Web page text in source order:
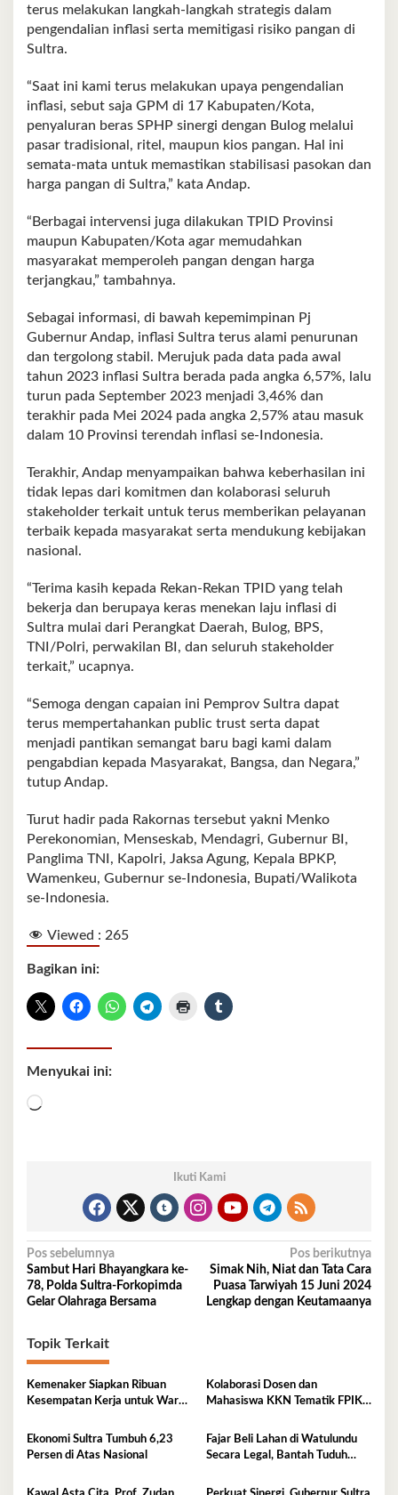
terus melakukan langkah-langkah strategis dalam
pengendalian inflasi serta memitigasi risiko pangan di
Sultra.
“Saat ini kami terus melakukan upaya pengendalian
inflasi, sebut saja GPM di 17 Kabupaten/Kota,
penyaluran beras SPHP sinergi dengan Bulog melalui
pasar tradisional, ritel, maupun kios pangan. Hal ini
semata-mata untuk memastikan stabilisasi pasokan dan
harga pangan di Sultra,” kata Andap.
“Berbagai intervensi juga dilakukan TPID Provinsi
maupun Kabupaten/Kota agar memudahkan
masyarakat memperoleh pangan dengan harga
terjangkau,” tambahnya.
Sebagai informasi, di bawah kepemimpinan Pj
Gubernur Andap, inflasi Sultra terus alami penurunan
dan tergolong stabil. Merujuk pada data pada awal
tahun 2023 inflasi Sultra berada pada angka 6,57%, lalu
turun pada September 2023 menjadi 3,46% dan
terakhir pada Mei 2024 pada angka 2,57% atau masuk
dalam 10 Provinsi terendah inflasi se-Indonesia.
Terakhir, Andap menyampaikan bahwa keberhasilan ini
tidak lepas dari komitmen dan kolaborasi seluruh
stakeholder terkait untuk terus memberikan pelayanan
terbaik kepada masyarakat serta mendukung kebijakan
nasional.
“Terima kasih kepada Rekan-Rekan TPID yang telah
bekerja dan berupaya keras menekan laju inflasi di
Sultra mulai dari Perangkat Daerah, Bulog, BPS,
TNI/Polri, perwakilan BI, dan seluruh stakeholder
terkait,” ucapnya.
“Semoga dengan capaian ini Pemprov Sultra dapat
terus mempertahankan public trust serta dapat
menjadi pantikan semangat baru bagi kami dalam
pengabdian kepada Masyarakat, Bangsa, dan Negara,”
tutup Andap.
Turut hadir pada Rakornas tersebut yakni Menko
Perekonomian, Menseskab, Mendagri, Gubernur BI,
Panglima TNI, Kapolri, Jaksa Agung, Kepala BPKP,
Wamenkeu, Gubernur se-Indonesia, Bupati/Walikota
se-Indonesia.
Viewed : 265
Bagikan ini:
Menyukai ini:
Memuat...
Ikuti Kami
Navigasi
pos
Pos sebelumnya
Sambut Hari Bhayangkara ke-
78, Polda Sultra-Forkopimda
Gelar Olahraga Bersama
Pos berikutnya
Simak Nih, Niat dan Tata Cara
Puasa Tarwiyah 15 Juni 2024
Lengkap dengan Keutamaanya
Topik Terkait
Kemenaker Siapkan Ribuan
Kesempatan Kerja untuk Warga
Kolaborasi Dosen dan
Mahasiswa KKN Tematik FPIK
Lingkungan Pesisir bagi Anak-
anak di Kelurahan Lapulu
Ekonomi Sultra Tumbuh 6,23
Persen di Atas Nasional
Fajar Beli Lahan di Watulundu
Secara Legal, Bantah Tuduh